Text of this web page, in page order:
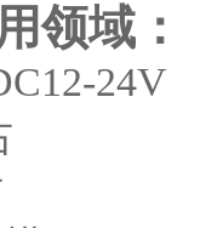
领域：
24V